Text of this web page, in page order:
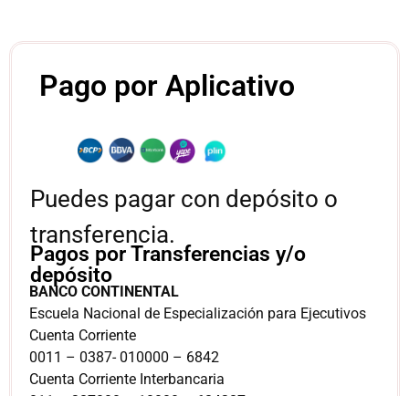
Pago por Aplicativo
Puedes pagar con depósito o
transferencia.
BANCO CONTINENTAL
Escuela Nacional de Especialización para Ejecutivos
Cuenta Corriente
0011 – 0387- 010000 – 6842
Cuenta Corriente Interbancaria
Pagos por Transferencias y/o
depósito